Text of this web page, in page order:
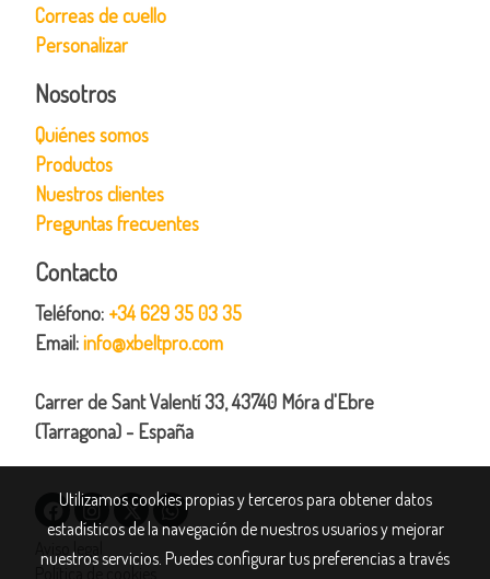
Correas de cuello
Personalizar
Nosotros
Quiénes somos
Productos
Nuestros clientes
Preguntas frecuentes
Contacto
Teléfono: +34 629 35 03 35
Email:info@xbeltpro.com
Carrer de Sant Valentí 33, 43740 Móra d'Ebre
(Tarragona) - España
Aviso legal
Utilizamos cookies propias y terceros para obtener datos
estadísticos de la navegación de nuestros usuarios y mejorar
nuestros servicios. Puedes configurar tus preferencias a través